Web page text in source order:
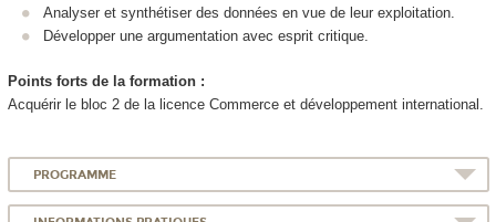
Analyser et synthétiser des données en vue de leur exploitation.
Développer une argumentation avec esprit critique.
Points forts de la formation :
Acquérir le bloc 2 de la licence Commerce et développement international.
PROGRAMME